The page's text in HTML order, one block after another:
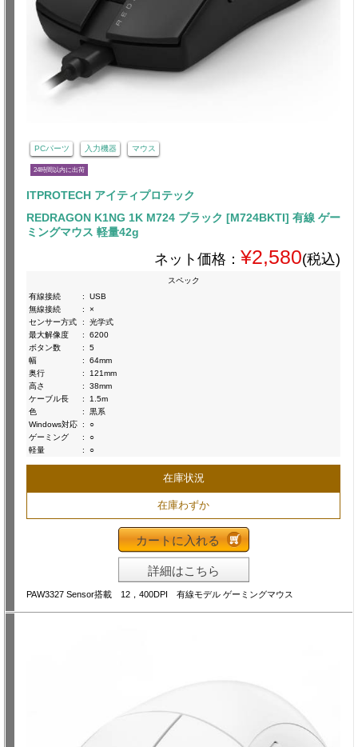
PCパーツ 入力機器 マウス
24時間以内に出荷
ITPROTECH アイティプロテック
REDRAGON K1NG 1K M724 ブラック [M724BKTI] 有線 ゲー
ミングマウス 軽量42g
ネット価格： ¥2,580(税込)
スペック
有線接続
:
USB
無線接続
:
×
センサー方式
:
光学式
最大解像度
:
6200
ボタン数
:
5
幅
:
64mm
奥行
:
121mm
高さ
:
38mm
ケーブル長
:
1.5m
色
:
黒系
Windows対応 :
○
ゲーミング
:
○
軽量
: ○
在庫状況
在庫わずか
カートに入れる
詳細はこちら
PAW3327 Sensor搭載 12，400DPI 有線モデル ゲーミングマウス